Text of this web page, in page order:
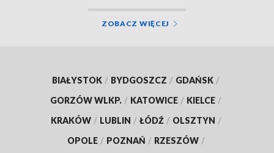
ZOBACZ WIĘCEJ
BIAŁYSTOK / BYDGOSZCZ / GDAŃSK /
GORZÓW WLKP. / KATOWICE / KIELCE /
KRAKÓW / LUBLIN / ŁÓDŹ / OLSZTYN /
OPOLE / POZNAŃ / RZESZÓW /